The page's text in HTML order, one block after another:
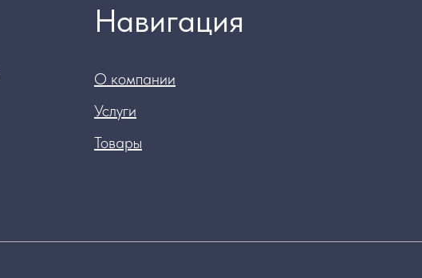
Навигация
О компании
Услуги
Товары